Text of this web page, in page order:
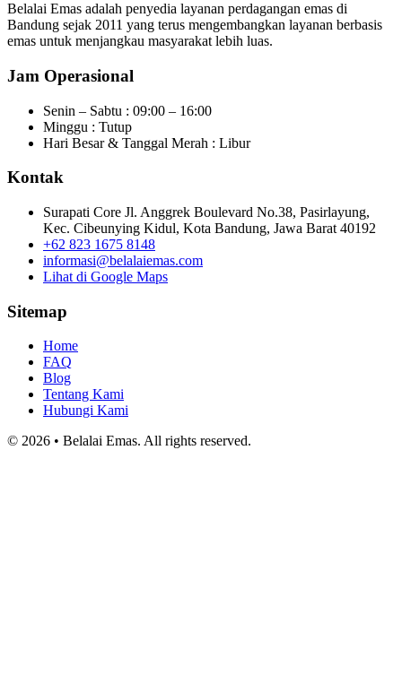
Belalai Emas adalah penyedia layanan perdagangan emas di
Bandung sejak 2011 yang terus mengembangkan layanan berbasis
emas untuk menjangkau masyarakat lebih luas.
Jam Operasional
Senin – Sabtu : 09:00 – 16:00
Minggu : Tutup
Hari Besar & Tanggal Merah : Libur
Kontak
Surapati Core Jl. Anggrek Boulevard No.38, Pasirlayung,
Kec. Cibeunying Kidul, Kota Bandung, Jawa Barat 40192
+62 823 1675 8148
informasi@belalaiemas.com
Lihat di Google Maps
Sitemap
Home
FAQ
Blog
Tentang Kami
Hubungi Kami
© 2026 • Belalai Emas. All rights reserved.